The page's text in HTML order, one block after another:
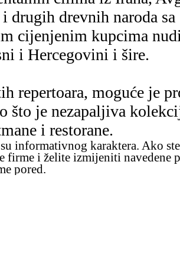
drugih drevnih naroda
cijenjenim kupcima
i Hercegovini i šire.
repertoara, moguće je
što je nezapaljiva
i restorane.
informativnog karaktera. Ako
firme i želite izmijeniti navedene
pored.